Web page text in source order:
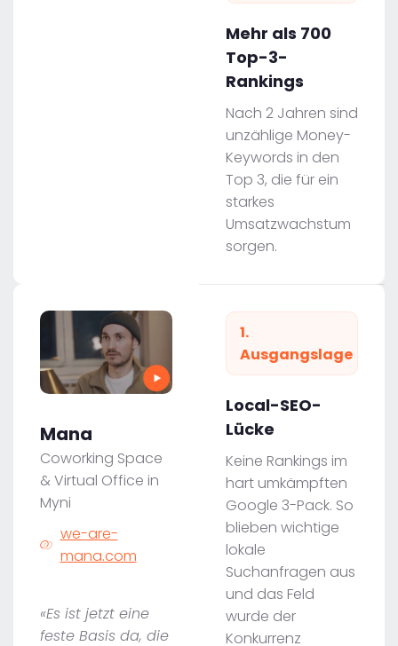
Mehr als 700
Top-3-
Rankings
Nach 2 Jahren sind
unzählige Money-
Keywords in den
Top 3, die für ein
starkes
Umsatzwachstum
sorgen.
1.
Ausgangslage
Local-SEO-
Lücke
Keine Rankings im
hart umkämpften
Google 3-Pack. So
blieben wichtige
lokale
Suchanfragen aus
und das Feld
wurde der
Konkurrenz
Mana
Coworking Space
& Virtual Office in
Myni
we-are-
mana.com
«Es ist jetzt eine
feste Basis da, die